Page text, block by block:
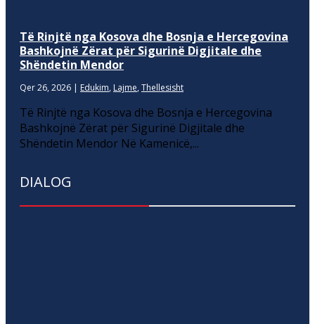
Të Rinjtë nga Kosova dhe Bosnja e Hercegovina
Bashkojnë Zërat për Sigurinë Digjitale dhe
Shëndetin Mendor
Qer 26, 2026 | Edukim, Lajme, Thellesisht
Të Rinjtë nga Kosova dhe Bosnja e Hercegovina
Bashkojnë Zërat për Sigurinë Digjitale dhe
Shëndetin Mendor Në Kamenicë,...
DIALOG